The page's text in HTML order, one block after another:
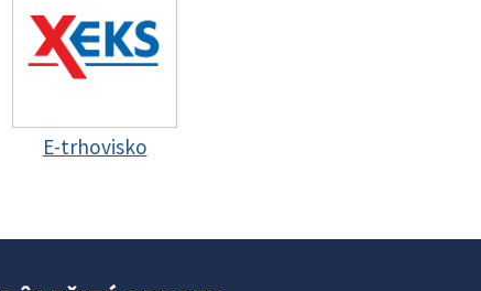
E-trhovisko